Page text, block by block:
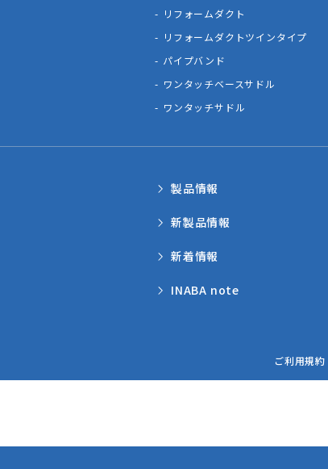
リフォームダクト
リフォームダクトツインタイプ
パイプバンド
ワンタッチベースサドル
ワンタッチサドル
製品情報
新製品情報
新着情報
INABA note
ご利用規約